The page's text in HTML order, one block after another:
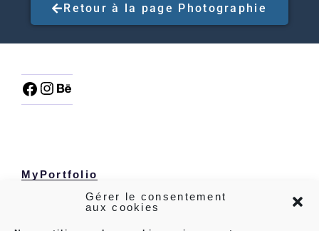
Gérer le consentement
aux cookies
Retour à la page Photographie
MyPortfolio